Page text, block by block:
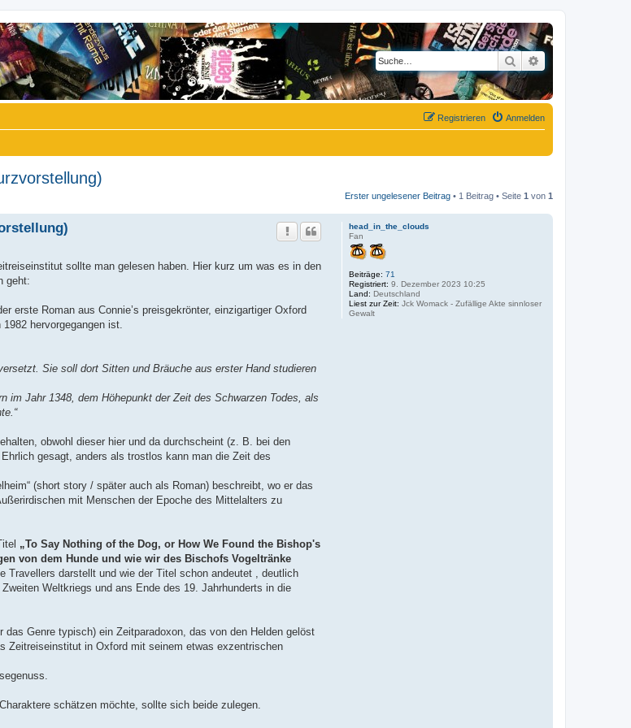
Suche
Anmelden
Registrieren
Erster ungelesener Beitrag • 1 Beitrag • Seite 1 von 1
head_in_the_clouds
Fan
Beiträge: 71
Registriert: 9. Dezember 2023 10:25
Land: Deutschland
Liest zur Zeit: Jck Womack - Zufällige Akte sinnloser
Gewalt
sollte man gelesen haben. Hier kurz um was es in den
geht:
erste Roman aus Connie’s preisgekrönter, einzigartiger Oxford
1982 hervorgegangen ist.
Sie soll dort Sitten und Bräuche aus erster Hand studieren
im Jahr 1348, dem Höhepunkt der Zeit des Schwarzen Todes, als
obwohl dieser hier und da durchscheint (z. B. bei den
gesagt, anders als trostlos kann man die Zeit des
(short story / später auch als Roman) beschreibt, wo er das
mit Menschen der Epoche des Mittelalters zu
„To Say Nothing of the Dog, or How We Found the Bishop's
von dem Hunde und wie wir des Bischofs Vogeltränke
Travellers darstellt und wie der Titel schon andeutet , deutlich
Weltkriegs und ans Ende des 19. Jahrhunderts in die
das Genre typisch) ein Zeitparadoxon, das von den Helden gelöst
Zeitreiseinstitut in Oxford mit seinem etwas exzentrischen
schätzen möchte, sollte sich beide zulegen.